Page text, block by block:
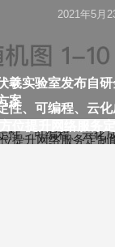
羲实验室发布自
案
2021年5月
性、可编程、云